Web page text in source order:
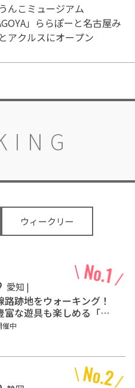
うんこミュージアム
」ららぽーと名古屋み
アクルスにオープン
ウィークリー
愛知 |
路跡地をウォーキング！
富な遊具も楽しめる「碧
レールパーク」
催中